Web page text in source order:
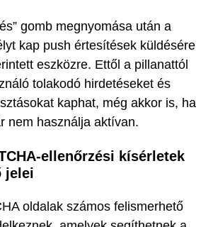
gomb megnyomása után a
kap push értesítések küldésére
eszközre. Ettől a pillanattól
tolakodó hirdetéseket és
kaphat, még akkor is, ha
nem használja aktívan.
ellenőrzési kísérletek
jelei
oldalak számos felismerhető